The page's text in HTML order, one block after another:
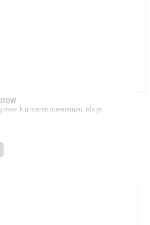
meer kinnderen meenemen. Als je…